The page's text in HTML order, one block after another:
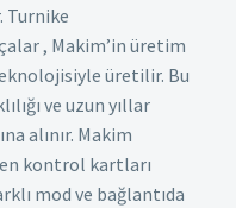
Turnike
, Makim’in üretim
üretilir. Bu
ve uzun yıllar
alınır. Makim
kontrol kartları
mod ve bağlantıda